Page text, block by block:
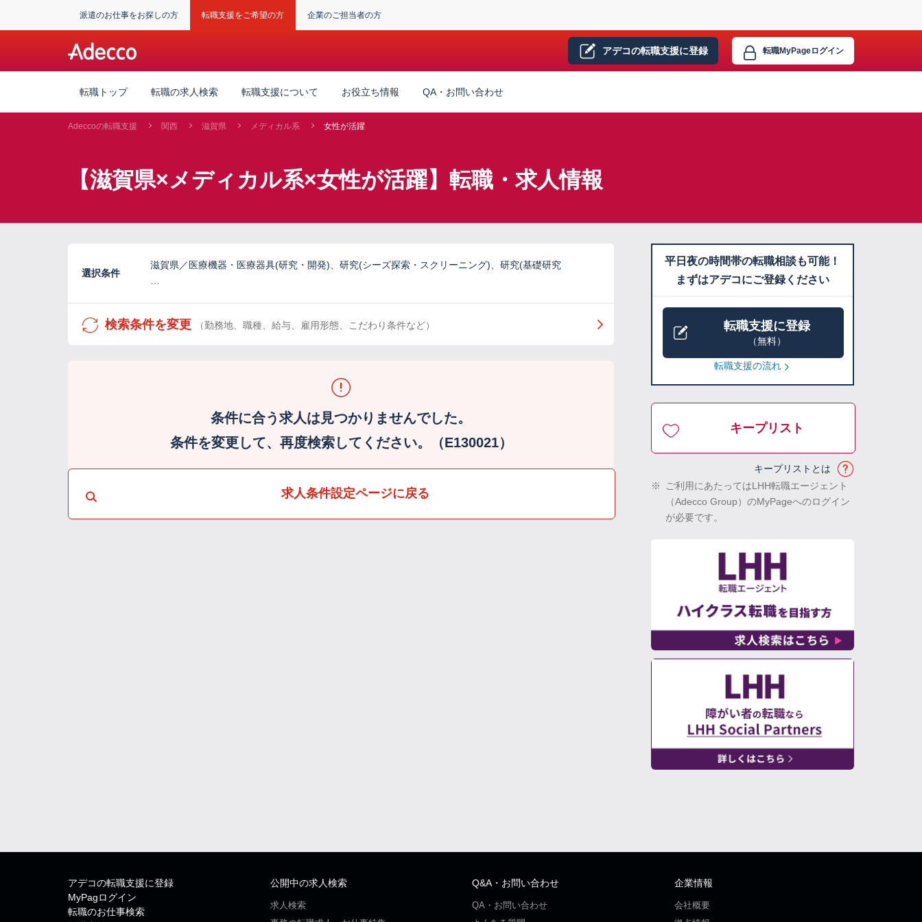
派遣のお仕事をお探しの方 転職支援をご希望の方 企業のご担当者の方
アデコの転職支援に登録 転職MyPageログイン
転職トップ 転職の求人検索 転職支援について お役立ち情報 QA・お問い合わせ
Adeccoの転職支援 関西 滋賀県 メディカル系 女性が活躍
【滋賀県×メディカル系×女性が活躍】転職・求人情報
選択条件
滋賀県／医療機器・医療器具(研究・開発)、研究(シーズ探索・スクリーニング)、研究(基礎研究
検索条件を変更 （勤務地、職種、給与、雇用形態、こだわり条件など）
条件に合う求人は見つかりませんでした。
条件を変更して、再度検索してください。（E130021）
求人条件設定ページに戻る
平日夜の時間帯の転職相談も可能！
まずはアデコにご登録ください
転職支援に登録
（無料）
転職支援の流れ
キープリスト
キープリストとは
※
ご利用にあたってはLHH転職エージェント
（Adecco Group）のMyPageへのログイン
が必要です。
アデコの転職支援に登録
MyPagログイン
転職のお仕事検索
公開中の求人検索
求人検索
Q&A・お問い合わせ
QA・お問い合わせ
企業情報
会社概要